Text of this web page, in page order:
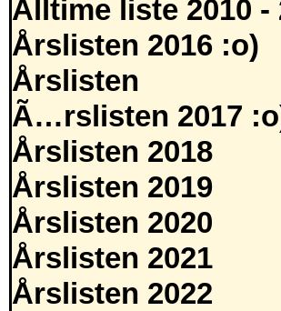
Alltime liste 2010 -
Årslisten 2016 :o)
Årslisten
Ã…rslisten 2017
Årslisten 2018
Årslisten 2019
Årslisten 2020
Årslisten 2021
Årslisten 2022